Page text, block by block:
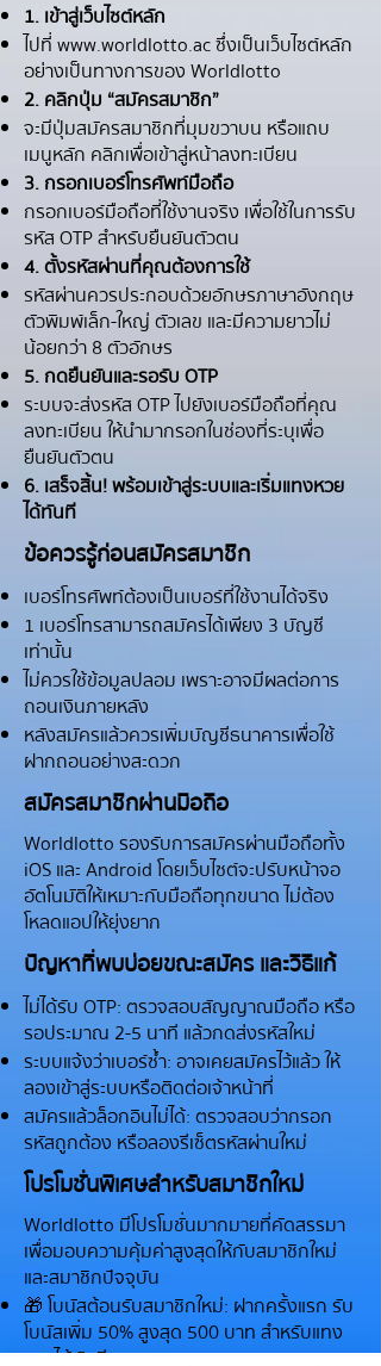
1. เข้าสู่เว็บไซต์หลัก
ไปที่www.worldlotto.acซึ่งเป็นเว็บไซต์หลัก
อย่างเป็นทางการของ Worldlotto
2. คลิกปุ่ม “สมัครสมาชิก”
จะมีปุ่มสมัครสมาชิกที่มุมขวาบน หรือแถบ
เมนูหลัก คลิกเพื่อเข้าสู่หน้าลงทะเบียน
3. กรอกเบอร์โทรศัพท์มือถือ
กรอกเบอร์มือถือที่ใช้งานจริง เพื่อใช้ในการรับ
รหัส OTP สำหรับยืนยันตัวตน
4. ตั้งรหัสผ่านที่คุณต้องการใช้
รหัสผ่านควรประกอบด้วยอักษรภาษาอังกฤษ
ตัวพิมพ์เล็ก-ใหญ่ ตัวเลข และมีความยาวไม่
น้อยกว่า 8 ตัวอักษร
5. กดยืนยันและรอรับ OTP
ระบบจะส่งรหัส OTP ไปยังเบอร์มือถือที่คุณ
ลงทะเบียน ให้นำมากรอกในช่องที่ระบุเพื่อ
ยืนยันตัวตน
6. เสร็จสิ้น! พร้อมเข้าสู่ระบบและเริ่มแทงหวย
ได้ทันที
ข้อควรรู้ก่อนสมัครสมาชิก
เบอร์โทรศัพท์ต้องเป็นเบอร์ที่ใช้งานได้จริง
1 เบอร์โทรสามารถสมัครได้เพียง 3 บัญชี
เท่านั้น
ไม่ควรใช้ข้อมูลปลอม เพราะอาจมีผลต่อการ
ถอนเงินภายหลัง
หลังสมัครแล้วควรเพิ่มบัญชีธนาคารเพื่อใช้
ฝากถอนอย่างสะดวก
สมัครสมาชิกผ่านมือถือ
Worldlotto รองรับการสมัครผ่านมือถือทั้ง
iOS และ Android โดยเว็บไซต์จะปรับหน้าจอ
อัตโนมัติให้เหมาะกับมือถือทุกขนาด ไม่ต้อง
โหลดแอปให้ยุ่งยาก
ปัญหาที่พบบ่อยขณะสมัคร และวิธีแก้
ไม่ได้รับ OTP: ตรวจสอบสัญญาณมือถือ หรือ
รอประมาณ 2-5 นาที แล้วกดส่งรหัสใหม่
ระบบแจ้งว่าเบอร์ซ้ำ: อาจเคยสมัครไว้แล้ว ให้
ลองเข้าสู่ระบบหรือติดต่อเจ้าหน้าที่
สมัครแล้วล็อกอินไม่ได้: ตรวจสอบว่ากรอก
รหัสถูกต้อง หรือลองรีเซ็ตรหัสผ่านใหม่
โปรโมชั่นพิเศษสำหรับสมาชิกใหม่
Worldlotto มีโปรโมชั่นมากมายที่คัดสรรมา
เพื่อมอบความคุ้มค่าสูงสุดให้กับสมาชิกใหม่
และสมาชิกปัจจุบัน
🎁 โบนัสต้อนรับสมาชิกใหม่: ฝากครั้งแรก รับ
โบนัสเพิ่ม 50% สูงสุด 500 บาท สำหรับแทง
หวยได้ทันที